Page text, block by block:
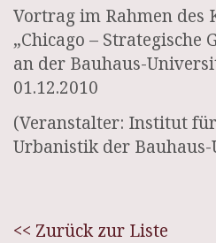
Vortrag im Rahmen des
„Chicago – Strategische
an der Bauhaus-
01.12.2010
(Veranstalter: Institut
Urbanistik der
<< Zurück zur Liste